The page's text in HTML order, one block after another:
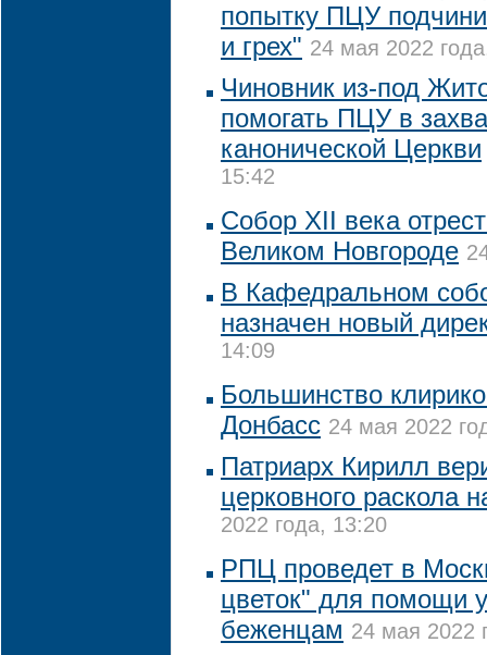
попытку ПЦУ
и грех" 24 мая 2022
Чиновник из-под
помогать ПЦУ в
канонической Церкви
15:42
Собор XII века
Великом Новгороде
В Кафедральном
назначен новый
14:09
Большинство
Донбасс 24 мая 2022
Патриарх Кирилл
церковного раскола
2022 года, 13:20
РПЦ проведет в
цветок" для помощи
беженцам 24 мая 2022